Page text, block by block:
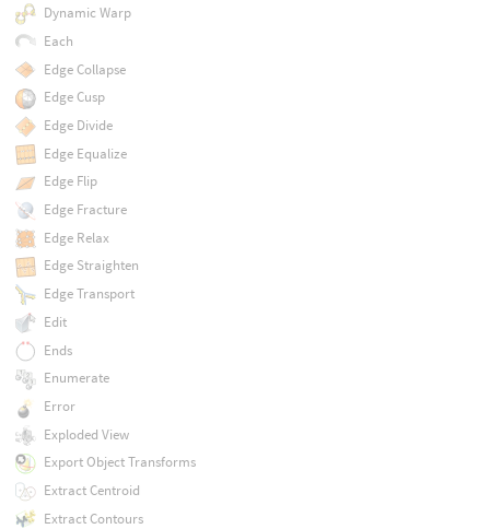
Dynamic Warp
Each
Edge Collapse
Edge Cusp
Edge Divide
Edge Equalize
Edge Flip
Edge Fracture
Edge Relax
Edge Straighten
Edge Transport
Edit
Ends
Enumerate
Error
Exploded View
Export Object Transforms
Extract Centroid
Extract Contours